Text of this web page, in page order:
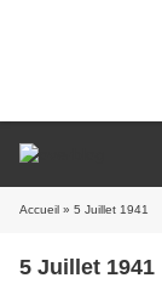
Accueil » 5 Juillet 1941
5 Juillet 1941